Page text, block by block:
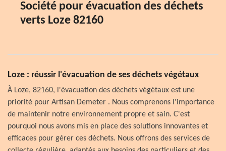
Société pour évacuation des déchets
verts Loze 82160
Loze : réussir l'évacuation de ses déchets végétaux
À Loze, 82160, l'évacuation des déchets végétaux est une
priorité pour Artisan Demeter . Nous comprenons l'importance
de maintenir notre environnement propre et sain. C'est
pourquoi nous avons mis en place des solutions innovantes et
efficaces pour gérer ces déchets. Nous offrons des services de